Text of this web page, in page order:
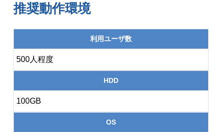
推奨動作環境
利用ユーザ数
500人程度
HDD
100GB
OS